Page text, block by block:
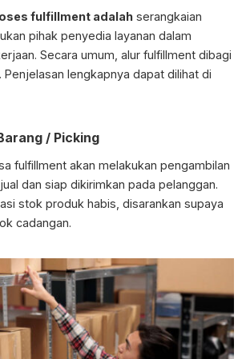
fulfillment adalah serangkaian
pihak penyedia layanan dalam
Secara umum, alur fulfillment dibagi
Penjelasan lengkapnya dapat dilihat di
/ Picking
fulfillment akan melakukan pengambilan
dan siap dikirimkan pada pelanggan.
stok produk habis, disarankan supaya
cadangan.